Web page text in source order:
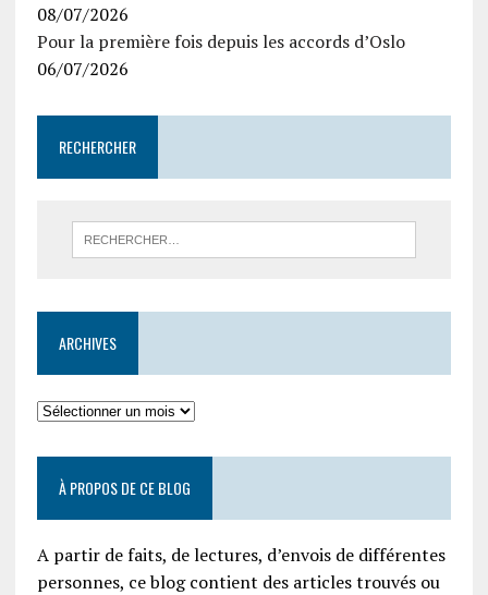
08/07/2026
Pour la première fois depuis les accords d’Oslo
06/07/2026
RECHERCHER
ARCHIVES
À PROPOS DE CE BLOG
A partir de faits, de lectures, d’envois de différentes
personnes, ce blog contient des articles trouvés ou